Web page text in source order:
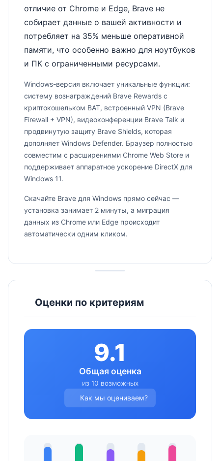
отличие от Chrome и Edge, Brave не
собирает данные о вашей активности и
потребляет на 35% меньше оперативной
памяти, что особенно важно для ноутбуков
и ПК с ограниченными ресурсами.
Windows-версия включает уникальные функции:
систему вознаграждений Brave Rewards с
криптокошельком BAT, встроенный VPN (Brave
Firewall + VPN), видеоконференции Brave Talk и
продвинутую защиту Brave Shields, которая
дополняет Windows Defender. Браузер полностью
совместим с расширениями Chrome Web Store и
поддерживает аппаратное ускорение DirectX для
Windows 11.
Скачайте Brave для Windows прямо сейчас —
установка занимает 2 минуты, а миграция
данных из Chrome или Edge происходит
автоматически одним кликом.
Оценки по критериям
9.1
Общая оценка
из 10 возможных
Как мы оцениваем?